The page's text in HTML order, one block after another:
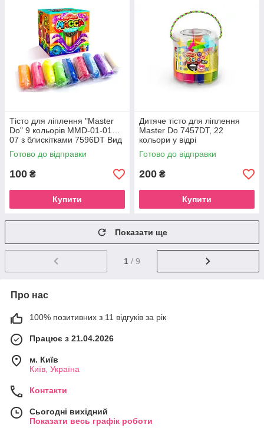
Тісто для ліплення "Master
Do" 9 кольорів MMD-01-01…
07 з блискітками 7596DT Вид
4
Готово до відправки
100 ₴
Купити
Дитяче тісто для ліплення
Master Do 7457DT, 22
кольори у відрі
Готово до відправки
200 ₴
Купити
Показати ще
1 / 9
Про нас
100% позитивних з 11 відгуків за рік
Працює з 21.04.2026
м. Київ
Київ, Україна
Контакти
Сьогодні вихідний
Показати весь графік роботи